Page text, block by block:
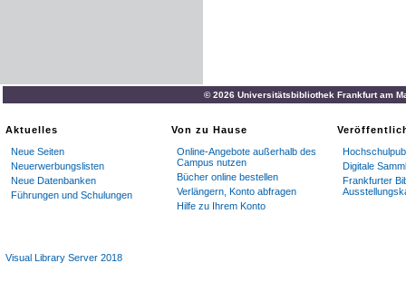
© 2026 Universitätsbibliothek Frankfurt am
Aktuelles
Neue Seiten
Neuerwerbungslisten
Neue Datenbanken
Führungen und Schulungen
Von zu Hause
Online-Angebote außerhalb des
Campus nutzen
Bücher online bestellen
Verlängern, Konto abfragen
Hilfe zu Ihrem Konto
Digitale
Frankfurter
Visual Library Server 2018